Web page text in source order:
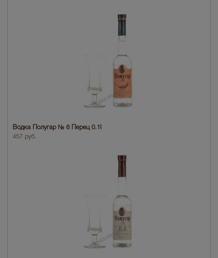
Водка Полугар № 6 Перец 0.1l
457 руб.